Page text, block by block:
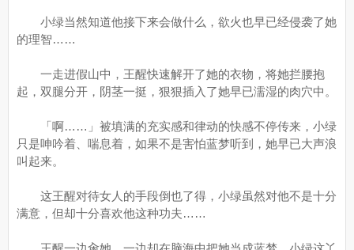
小绿当然知道他接下来会做什么，欲火也早已经侵袭了她
的理智……
一走进假山中，王醒快速解开了她的衣物，将她拦腰抱
起，双腿分开，阴茎一挺，狠狠插入了她早已濡湿的肉穴中。
「啊……」被填满的充实感和律动的快感不停传来，小绿
只是呻吟着、喘息着，如果不是害怕蓝梦听到，她早已大声浪
叫起来。
这王醒对待女人的手段倒也了得，小绿虽然对他不是十分
满意，但却十分喜欢他这种功夫……